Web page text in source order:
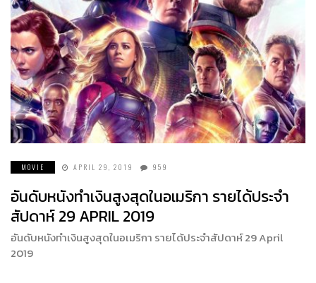
MOVIE APRIL 29, 2019 959
อันดับหนังทำเงินสูงสุดในอเมริกา รายได้ประจำ
สัปดาห์ 29 APRIL 2019
อันดับหนังทำเงินสูงสุดในอเมริกา รายได้ประจำสัปดาห์ 29 April
2019